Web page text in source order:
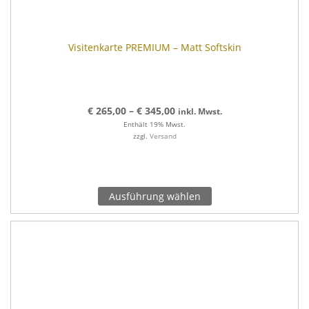
Visitenkarte PREMIUM – Matt Softskin
€265,00 – €345,00 inkl. Mwst.
Enthält 19% Mwst.
zzgl. Versand
Ausführung wählen